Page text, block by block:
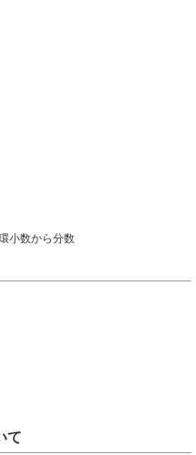
小数から分数
て